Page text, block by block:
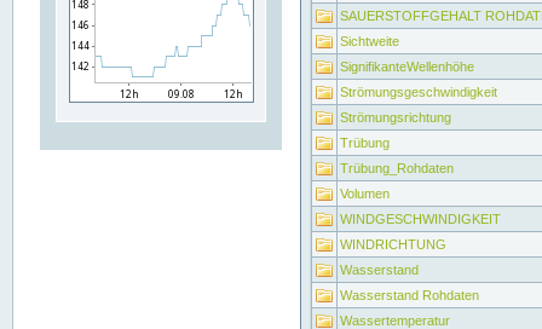
SAUERSTOFFGEHALT
Sichtweite
SignifikanteWellenhöhe
Strömungsgeschwindigkeit
Strömungsrichtung
Trübung
Trübung_Rohdaten
Volumen
WINDGESCHWINDIGKEIT
WINDRICHTUNG
Wasserstand
Wasserstand Rohdaten
Wassertemperatur